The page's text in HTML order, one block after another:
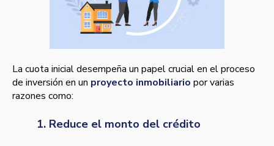
La cuota inicial desempeña un papel crucial en el proceso
de inversión en un proyecto inmobiliario por varias
razones como:
1. Reduce el monto del crédito